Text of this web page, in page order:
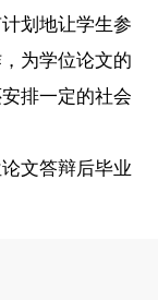
划地让学生参
为学位论文的
排一定的社会
文答辩后毕业